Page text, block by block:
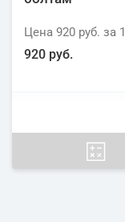
Цена 920 руб. за 1
920 руб.